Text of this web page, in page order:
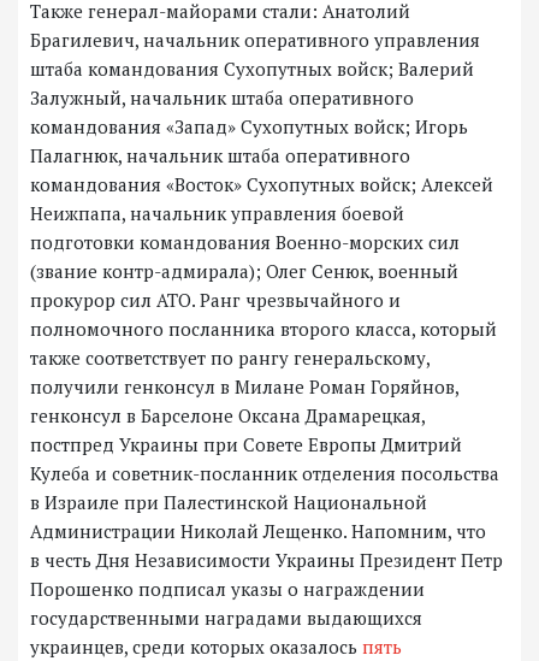
Также генерал-майорами стали: Анатолий
Брагилевич, начальник оперативного управления
штаба командования Сухопутных войск; Валерий
Залужный, начальник штаба оперативного
командования «Запад» Сухопутных войск; Игорь
Палагнюк, начальник штаба оперативного
командования «Восток» Сухопутных войск; Алексей
Неижпапа, начальник управления боевой
подготовки командования Военно-морских сил
(звание контр-адмирала); Олег Сенюк, военный
прокурор сил АТО. Ранг чрезвычайного и
полномочного посланника второго класса, который
также соответствует по рангу генеральскому,
получили генконсул в Милане Роман Горяйнов,
генконсул в Барселоне Оксана Драмарецкая,
постпред Украины при Совете Европы Дмитрий
Кулеба и советник-посланник отделения посольства
в Израиле при Палестинской Национальной
Администрации Николай Лещенко. Напомним, что
в честь Дня Независимости Украины Президент Петр
Порошенко подписал указы о награждении
государственными наградами выдающихся
украинцев, среди которых оказалось пять